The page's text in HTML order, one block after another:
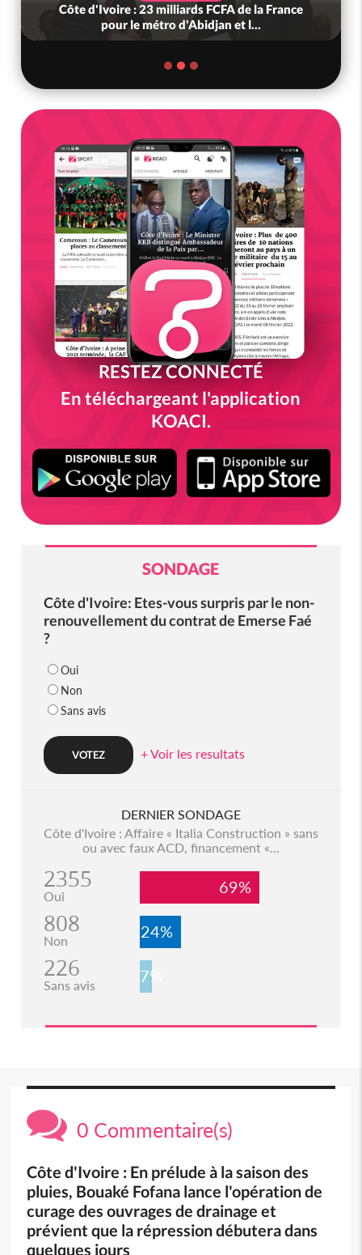
Côte d'Ivoire : 23 milliards FCFA de la France
pour le métro d'Abidjan et l...
RESTEZ CONNECTÉ
En téléchargeant l'application
KOACI.
SONDAGE
Côte d'Ivoire: Etes-vous surpris par le non-
renouvellement du contrat de Emerse Faé
?
Oui
Non
Sans avis
+ Voir les resultats
DERNIER SONDAGE
Côte d'Ivoire : Affaire « Italia Construction » sans
ou avec faux ACD, financement «...
2355
Oui 69%
808
Non 24%
226
Sans avis 7%
0 Commentaire(s)
Côte d'Ivoire : En prélude à la saison des
pluies, Bouaké Fofana lance l'opération de
curage des ouvrages de drainage et
prévient que la répression débutera dans
quelques jours